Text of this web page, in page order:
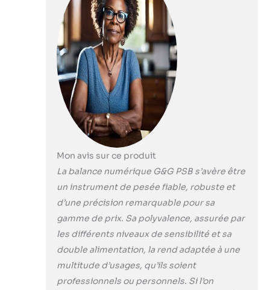
d'aluminium avec support
mural 4 wägezellen avec
technologie dMS-poche,
beleuchtbares 25 mm
d'épaisseur et écran lCD,
fonctionne sur secteur et câble
spirale flexible fonctionne sur
piles (4 x aA) possible <br><br>
<b> Contenu de la livraison : 1 x
avec une notice d'utilisation en
allemand et en anglais, un bloc
d'alimentation, 4 piles aA
support mural pour l'écran
Mon avis sur ce produit
La balance numérique G&G PSB s’avère être
un instrument de pesée fiable, robuste et
d’une précision remarquable pour sa
gamme de prix. Sa polyvalence, assurée par
les différents niveaux de sensibilité et sa
double alimentation, la rend adaptée à une
multitude d’usages, qu’ils soient
professionnels ou personnels. Si l’on